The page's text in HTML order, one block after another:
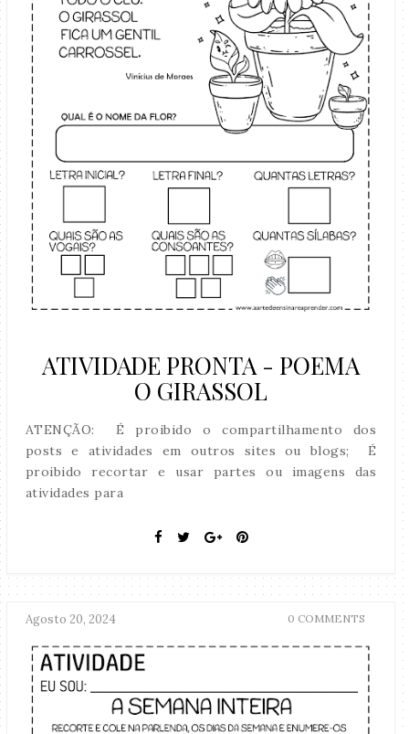
ATIVIDADE PRONTA - POEMA
O GIRASSOL
ATENÇÃO: É proibido o compartilhamento dos
posts e atividades em outros sites ou blogs; É
proibido recortar e usar partes ou imagens das
atividades para
Agosto 20, 2024 0 COMMENTS